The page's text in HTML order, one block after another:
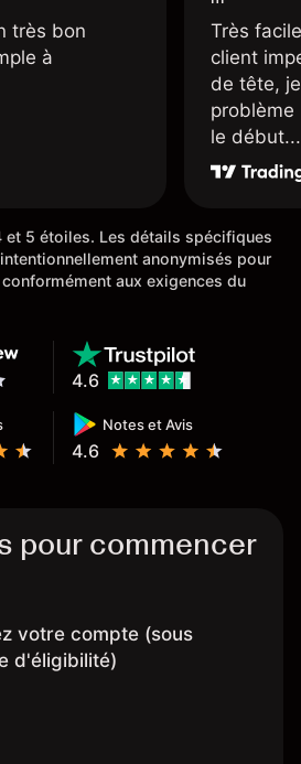
très bon
à
Très
client
de tête,
problème
le début...
5 étoiles. Les détails spécifiques
anonymisés pour
aux exigences du
Notes et Avis
4.6
4.6
pour commencer
votre compte (sous
d'éligibilité)